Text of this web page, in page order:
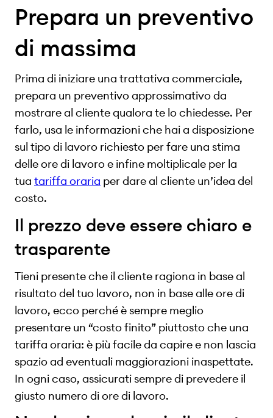
Prepara un preventivo
di massima
Prima di iniziare una trattativa commerciale,
prepara un preventivo approssimativo da
mostrare al cliente qualora te lo chiedesse. Per
farlo, usa le informazioni che hai a disposizione
sul tipo di lavoro richiesto per fare una stima
delle ore di lavoro e infine moltiplicale per la
tua tariffa oraria per dare al cliente un’idea del
costo.
Il prezzo deve essere chiaro e
trasparente
Tieni presente che il cliente ragiona in base al
risultato del tuo lavoro, non in base alle ore di
lavoro, ecco perché è sempre meglio
presentare un “costo finito” piuttosto che una
tariffa oraria: è più facile da capire e non lascia
spazio ad eventuali maggiorazioni inaspettate.
In ogni caso, assicurati sempre di prevedere il
giusto numero di ore di lavoro.